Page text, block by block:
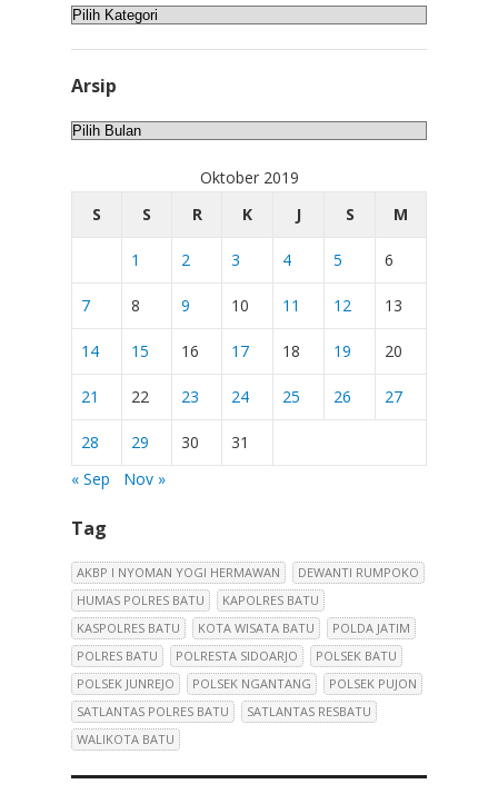
Kategori
Arsip
Arsip
Oktober 2019
S
S R K J S M
1 2 3 4 5 6
7 8 9 10 11 12 13
14 15 16 17 18 19 20
21 22 23 24 25 26 27
28 29 30
31
« Sep
Nov »
Tag
AKBP I NYOMAN YOGI HERMAWAN
DEWANTI RUMPOKO
HUMAS POLRES BATU
KAPOLRES BATU
KASPOLRES BATU
KOTA WISATA BATU
POLDA JATIM
POLRES BATU
POLRESTA SIDOARJO
POLSEK BATU
POLSEK JUNREJO
POLSEK NGANTANG
POLSEK PUJON
SATLANTAS POLRES BATU
SATLANTAS RESBATU
WALIKOTA BATU